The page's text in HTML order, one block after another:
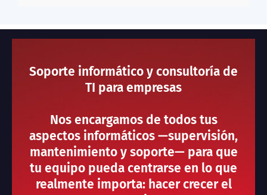
Soporte informático y consultoría de
TI para empresas
Nos encargamos de todos tus
aspectos informáticos —supervisión,
mantenimiento y soporte— para que
tu equipo pueda centrarse en lo que
realmente importa: hacer crecer el